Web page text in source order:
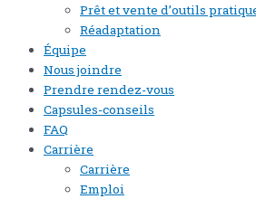
Prêt et vente d’outils
Réadaptation
Équipe
Nous joindre
Prendre rendez-vous
Capsules-conseils
FAQ
Carrière
Carrière
Emploi